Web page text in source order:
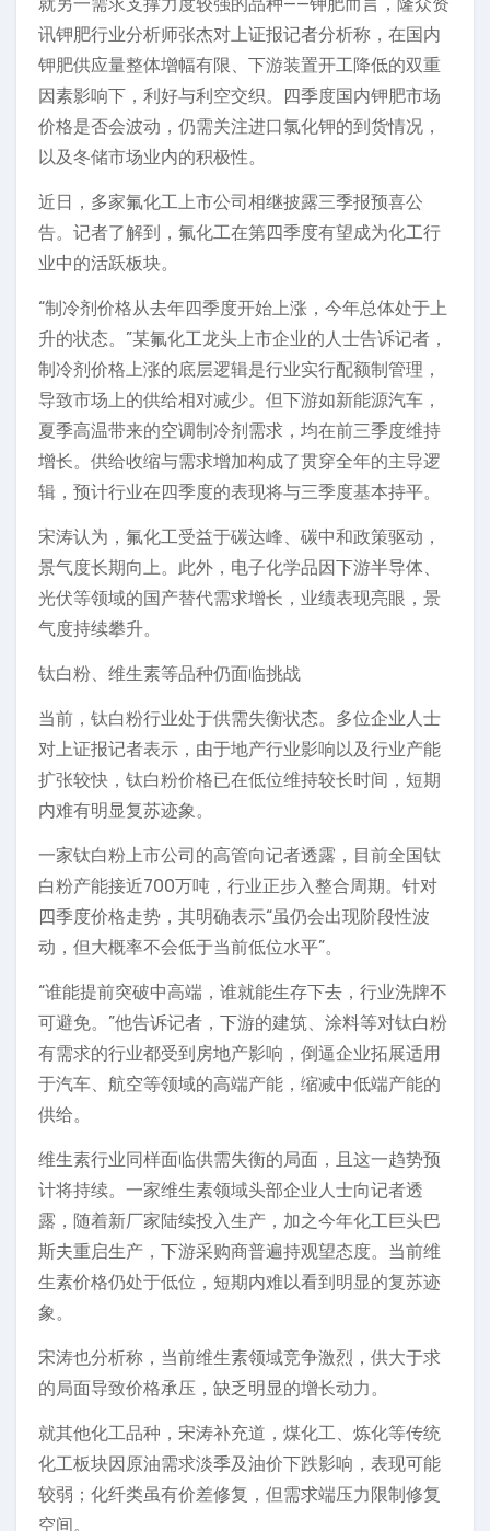
讯钾肥行业分析师张杰对上证报记者分析称，在国内
钾肥供应量整体增幅有限、下游装置开工降低的双重
因素影响下，利好与利空交织。四季度国内钾肥市场
价格是否会波动，仍需关注进口氯化钾的到货情况，
以及冬储市场业内的积极性。
近日，多家氟化工上市公司相继披露三季报预喜公
告。记者了解到，氟化工在第四季度有望成为化工行
业中的活跃板块。
“制冷剂价格从去年四季度开始上涨，今年总体处于上
升的状态。”某氟化工龙头上市企业的人士告诉记者，
制冷剂价格上涨的底层逻辑是行业实行配额制管理，
导致市场上的供给相对减少。但下游如新能源汽车，
夏季高温带来的空调制冷剂需求，均在前三季度维持
增长。供给收缩与需求增加构成了贯穿全年的主导逻
辑，预计行业在四季度的表现将与三季度基本持平。
宋涛认为，氟化工受益于碳达峰、碳中和政策驱动，
景气度长期向上。此外，电子化学品因下游半导体、
光伏等领域的国产替代需求增长，业绩表现亮眼，景
气度持续攀升。
钛白粉、维生素等品种仍面临挑战
当前，钛白粉行业处于供需失衡状态。多位企业人士
对上证报记者表示，由于地产行业影响以及行业产能
扩张较快，钛白粉价格已在低位维持较长时间，短期
内难有明显复苏迹象。
一家钛白粉上市公司的高管向记者透露，目前全国钛
白粉产能接近700万吨，行业正步入整合周期。针对
四季度价格走势，其明确表示“虽仍会出现阶段性波
动，但大概率不会低于当前低位水平”。
“谁能提前突破中高端，谁就能生存下去，行业洗牌不
可避免。”他告诉记者，下游的建筑、涂料等对钛白粉
有需求的行业都受到房地产影响，倒逼企业拓展适用
于汽车、航空等领域的高端产能，缩减中低端产能的
供给。
维生素行业同样面临供需失衡的局面，且这一趋势预
计将持续。一家维生素领域头部企业人士向记者透
露，随着新厂家陆续投入生产，加之今年化工巨头巴
斯夫重启生产，下游采购商普遍持观望态度。当前维
生素价格仍处于低位，短期内难以看到明显的复苏迹
象。
宋涛也分析称，当前维生素领域竞争激烈，供大于求
的局面导致价格承压，缺乏明显的增长动力。
就其他化工品种，宋涛补充道，煤化工、炼化等传统
化工板块因原油需求淡季及油价下跌影响，表现可能
较弱；化纤类虽有价差修复，但需求端压力限制修复
空间。